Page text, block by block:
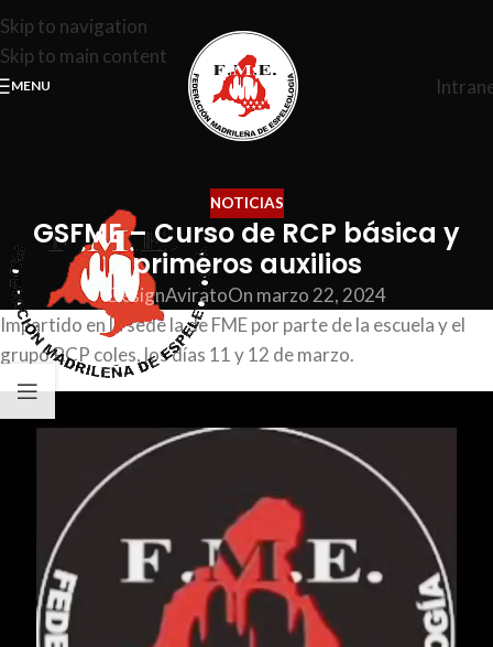
Skip to navigation
Skip to main content
MENU
NOTICIAS
GSFME – Curso de RCP básica y
primeros auxilios
DesignAviratoOn marzo 22, 2024
Impartido en la sede la de FME por parte de la escuela y el
grupo RCP coles, los días 11 y 12 de marzo.